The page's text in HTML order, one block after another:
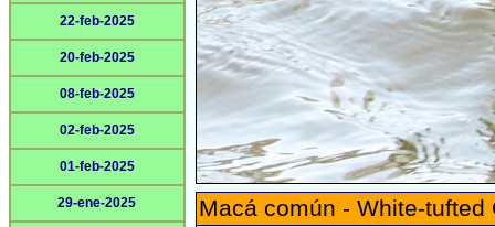
22-feb-2025
20-feb-2025
08-feb-2025
02-feb-2025
01-feb-2025
29-ene-2025 Macá común - White-